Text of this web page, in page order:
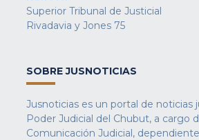
Superior Tribunal de Justicial
Rivadavia y Jones 75
SOBRE JUSNOTICIAS
Jusnoticias es un portal de noticias
Poder Judicial del Chubut, a cargo
Comunicación Judicial,